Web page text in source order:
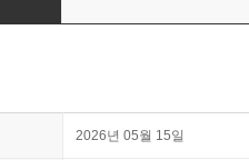
2026년 05월 15일